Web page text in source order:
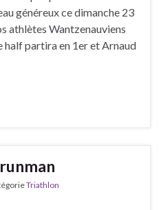
généreux ce dimanche 23
athlètes Wantzenauviens
half partira en 1er et Arnaud
Triathlon